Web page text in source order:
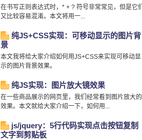
在书写正则表达式时，* + ? 符号非常常见，但是它们
又比较容易混淆。本文将用一...
纯JS+CSS实现：可移动显示的图片背
景
本文我将给大家介绍如何用JS+CSS来实现可移动显
示的图片背景效果。
纯JS实现：图片放大镜效果
在一些商品展示的网页里，我们经常看到图片放大的
效果。本文就给大家介绍一下，如何用...
js/jquery：5行代码实现点击按钮复制
文字到剪贴板